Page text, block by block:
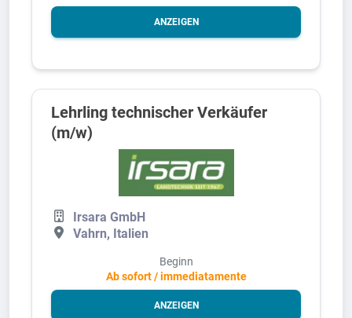
ANZEIGEN
Lehrling technischer Verkäufer
(m/w)
Irsara GmbH
Vahrn, Italien
Beginn
Ab sofort / immediatamente
ANZEIGEN